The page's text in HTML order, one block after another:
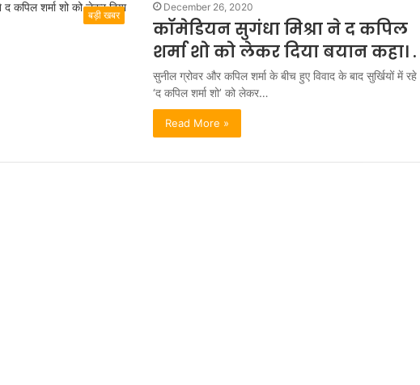
बड़ी खबर
December 26, 2020
कॉमेडियन सुगंधा मिश्रा ने द कपिल
शर्मा शो को लेकर दिया बयान कहा। .
सुनील ग्रोवर और कपिल शर्मा के बीच हुए विवाद के बाद सुर्खियों में रहे
‘द कपिल शर्मा शो’ को लेकर…
Read More »